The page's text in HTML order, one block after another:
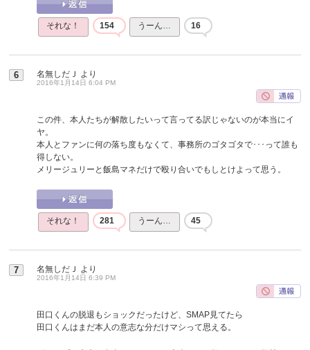
それな！ 154 うーん… 16
6 名無しだＪ より
2016年1月14日 6:04 PM
この件、本人たちが解散したいって言ってる訳じゃないのが本当にイ
ヤ。
本人とファンに何の落ち度もなくて、事務所のゴタゴタで･･･って誰も
得しない。
メリージュリーと飯島マネだけで殴り合いでもしとけよって思う。
それな！ 281 うーん… 45
7 名無しだＪ より
2016年1月14日 6:39 PM
田口くんの脱退もショックだったけど、SMAP見てたら
田口くんはまだ本人の意志な分だけマシって思える。